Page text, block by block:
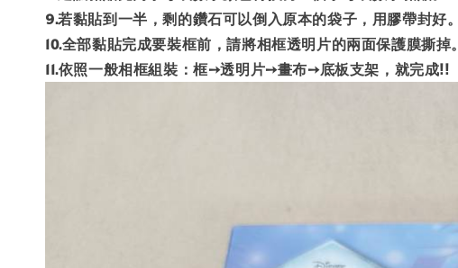
9.若黏貼到一半，剩的鑽石可以倒入原本的袋子，用膠帶封好。
10.全部黏貼完成要裝框前，請將相框透明片的兩面保護膜撕掉。
11.依照一般相框組裝：框➙透明片➙畫布➙底板支架，就完成!!